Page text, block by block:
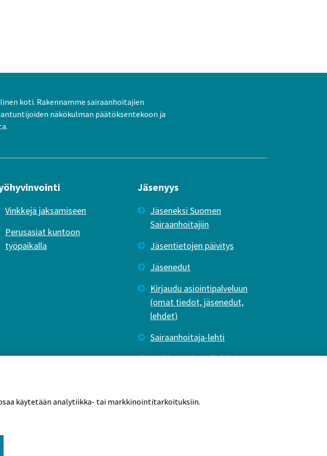
koti. Rakennamme sairaanhoitajien
näkökulman päätöksentekoon ja
Vinkkejä jaksamiseen
Perusasiat kuntoon
työpaikalla
Jäsenyys
Jäseneksi Suomen
Sairaanhoitajiin
Jäsentietojen päivitys
Jäsenedut
Kirjaudu asiointipalveluun
(omat tiedot, jäsenedut,
lehdet)
Sairaanhoitaja-lehti
Tutkiva Hoitotyö -lehti
käytetään analytiikka- tai markkinointitarkoituksiin.